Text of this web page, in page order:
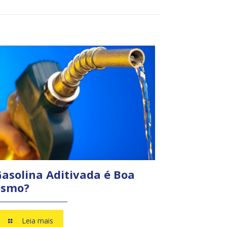
Aditivada é Boa
Leia mais